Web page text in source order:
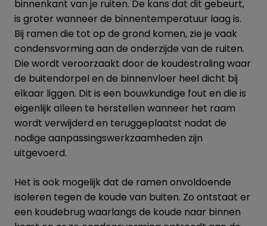
binnenkant van je ruiten. De kans dat dit gebeurt,
is groter wanneer de binnentemperatuur laag is.
Bij ramen die tot op de grond komen, zie je vaak
condensvorming aan de onderzijde van de ruiten.
Die wordt veroorzaakt door de koudestraling waar
de buitendorpel en de binnenvloer heel dicht bij
elkaar liggen. Dit is een bouwkundige fout en die is
eigenlijk alleen te herstellen wanneer het raam
wordt verwijderd en teruggeplaatst nadat de
nodige aanpassingswerkzaamheden zijn
uitgevoerd.
Het is ook mogelijk dat de ramen onvoldoende
isoleren tegen de koude van buiten. Zo ontstaat er
een koudebrug waarlangs de koude naar binnen